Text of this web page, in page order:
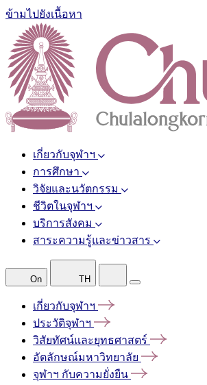
ข้ามไปยังเนื้อหา
เกี่ยวกับจุฬาฯ
การศึกษา
วิจัยและนวัตกรรม
ชีวิตในจุฬาฯ
บริการสังคม
สาระความรู้และข่าวสาร
On TH
เกี่ยวกับจุฬาฯ
ประวัติจุฬาฯ
วิสัยทัศน์และยุทธศาสตร์
อัตลักษณ์มหาวิทยาลัย
จุฬาฯ กับความยั่งยืน